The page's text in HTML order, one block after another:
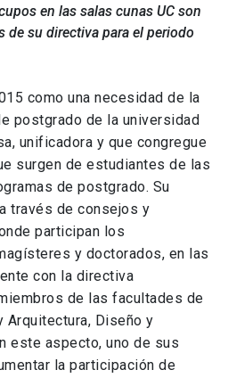
en las salas cunas UC son
de su directiva para el periodo
como una necesidad de la
postgrado de la universidad
unificadora y que congregue
surgen de estudiantes de las
de postgrado. Su
través de consejos y
participan los
y doctorados, en las
con la directiva
de las facultades de
Diseño y
este aspecto, uno de sus
la participación de